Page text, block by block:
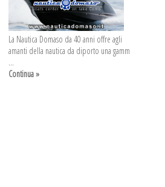
La Nautica Domaso da 40 anni offre agli
amanti della nautica da diporto una gamm
...
Continua »